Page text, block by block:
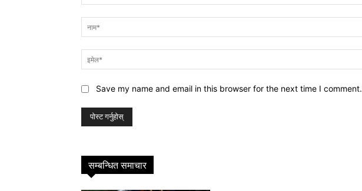
Save my name and email in this browser for the next time I comment.
सम्बन्धित समाचार